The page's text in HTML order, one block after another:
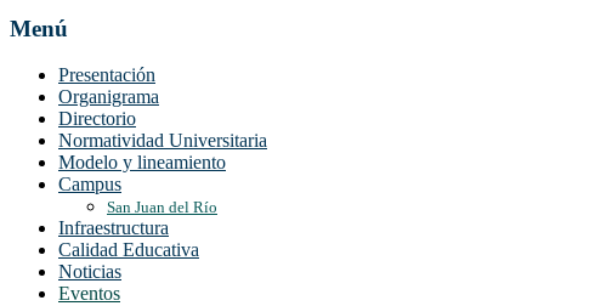
Menú
Presentación
Organigrama
Directorio
Normatividad Universitaria
Modelo y lineamiento
Campus
San Juan del Río
Infraestructura
Calidad Educativa
Noticias
Eventos